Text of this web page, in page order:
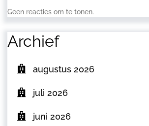
Geen reacties om te tonen.
Archief
augustus 2026
juli 2026
juni 2026